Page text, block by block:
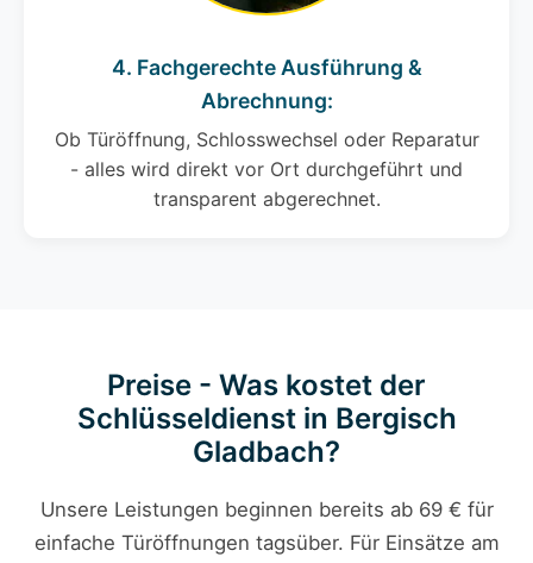
4. Fachgerechte Ausführung &
Abrechnung:
Ob Türöffnung, Schlosswechsel oder Reparatur
- alles wird direkt vor Ort durchgeführt und
transparent abgerechnet.
Preise - Was kostet der
Schlüsseldienst in Bergisch
Gladbach?
Unsere Leistungen beginnen bereits ab 69 € für
einfache Türöffnungen tagsüber. Für Einsätze am